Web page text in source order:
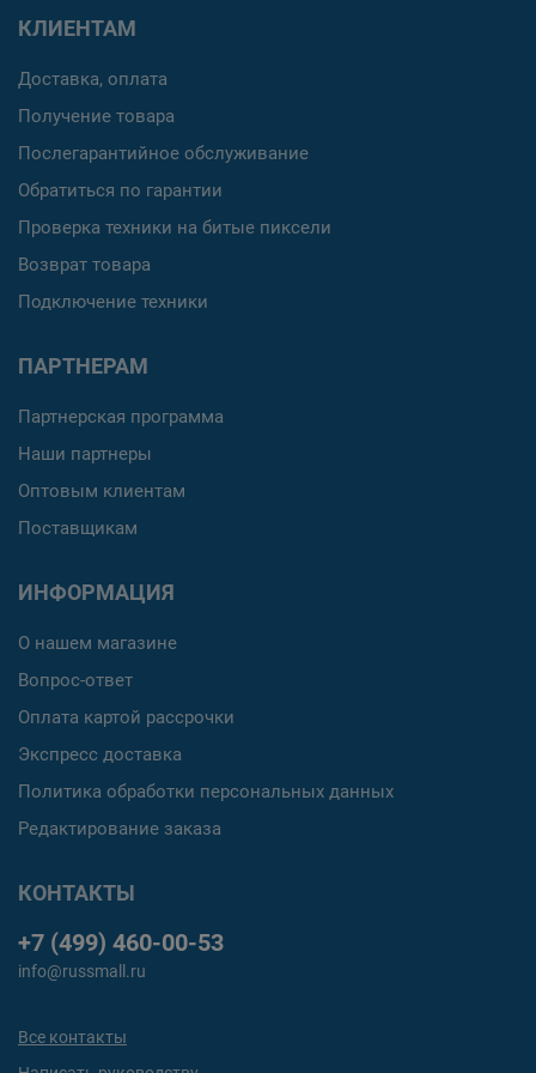
КЛИЕНТАМ
Доставка, оплата
Получение товара
Послегарантийное обслуживание
Обратиться по гарантии
Проверка техники на битые пиксели
Возврат товара
Подключение техники
ПАРТНЕРАМ
Партнерская программа
Наши партнеры
Оптовым клиентам
Поставщикам
ИНФОРМАЦИЯ
О нашем магазине
Вопрос-ответ
Оплата картой рассрочки
Экспресс доставка
Политика обработки персональных данных
Редактирование заказа
КОНТАКТЫ
+7 (499) 460-00-53
info@russmall.ru
Все контакты